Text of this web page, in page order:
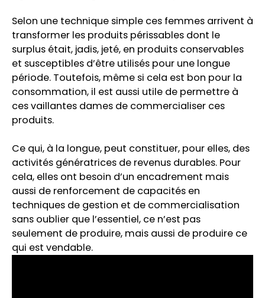
Selon une technique simple ces femmes arrivent à
transformer les produits périssables dont le
surplus était, jadis, jeté, en produits conservables
et susceptibles d’être utilisés pour une longue
période. Toutefois, même si cela est bon pour la
consommation, il est aussi utile de permettre à
ces vaillantes dames de commercialiser ces
produits.
Ce qui, à la longue, peut constituer, pour elles, des
activités génératrices de revenus durables. Pour
cela, elles ont besoin d’un encadrement mais
aussi de renforcement de capacités en
techniques de gestion et de commercialisation
sans oublier que l’essentiel, ce n’est pas
seulement de produire, mais aussi de produire ce
qui est vendable.